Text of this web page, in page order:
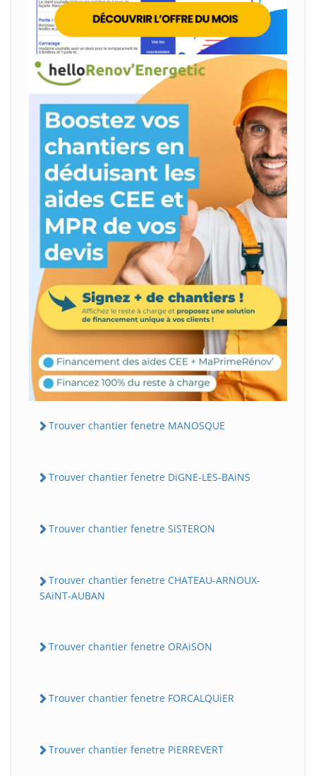
Trouver chantier fenetre MANOSQUE
Trouver chantier fenetre DiGNE-LES-BAiNS
Trouver chantier fenetre SiSTERON
Trouver chantier fenetre CHATEAU-ARNOUX-
SAiNT-AUBAN
Trouver chantier fenetre ORAiSON
Trouver chantier fenetre FORCALQUiER
Trouver chantier fenetre PiERREVERT